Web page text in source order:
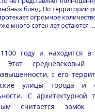
блюд. По территории
огромное
много сотен лет остаются …
году и находится в
Этот средневековый
с его
улицы города и
С архитектурной
считается замок